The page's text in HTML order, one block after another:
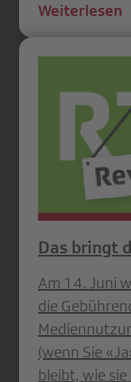
Weiterlesen
Das bringt
Am 14. Juni
die
(wenn Sie
bleibt, wie